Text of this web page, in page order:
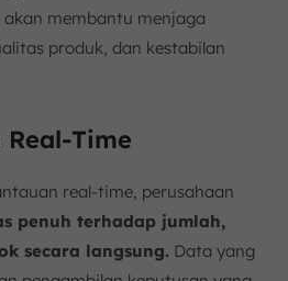
membantu menjaga
produk, dan kestabilan
Time
real-time, perusahaan
penuh terhadap jumlah,
secara langsung. Data yang